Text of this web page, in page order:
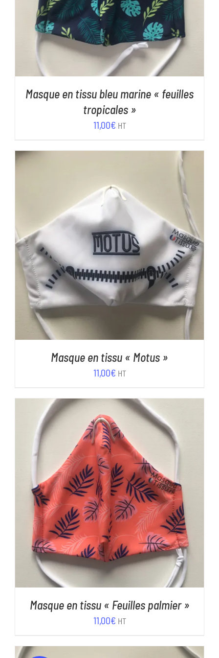
Masque en tissu bleu marine « feuilles
tropicales »
11,00€ HT
AJOUTER AU PANIER / DÉTAILS
Masque en tissu « Motus »
11,00€ HT
AJOUTER AU PANIER / DÉTAILS
Masque en tissu « Feuilles palmier »
11,00€ HT